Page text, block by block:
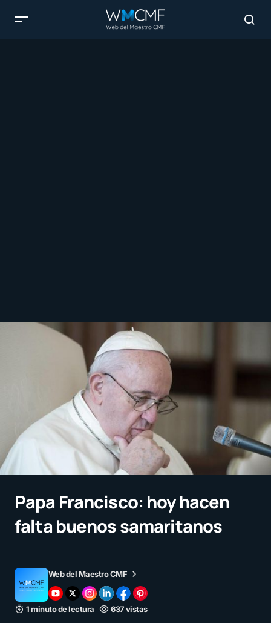
Papa Francisco: hoy hacen
falta buenos samaritanos
Web del Maestro CMF
1 minuto de lectura 637 vistas